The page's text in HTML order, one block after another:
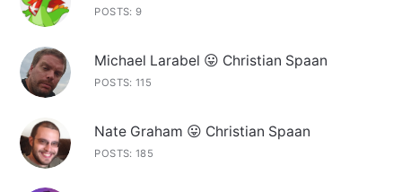
POSTS: 9
Michael Larabel 😛 Christian Spaan
POSTS: 115
Nate Graham 😛 Christian Spaan
POSTS: 185